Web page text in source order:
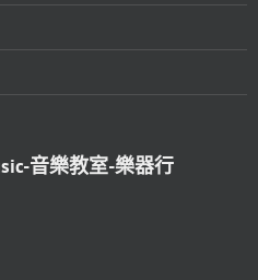
音樂教室-樂器行